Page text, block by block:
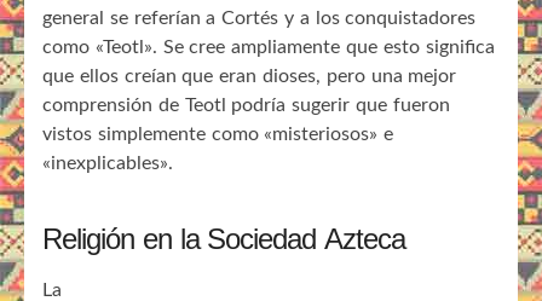
general se referían a Cortés y a los conquistadores
como «Teotl». Se cree ampliamente que esto significa
que ellos creían que eran dioses, pero una mejor
comprensión de Teotl podría sugerir que fueron
vistos simplemente como «misteriosos» e
«inexplicables».
Religión en la Sociedad Azteca
La